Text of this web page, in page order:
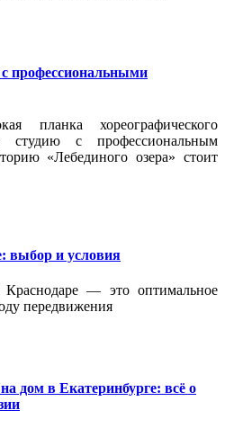
профессиональными
планка хореографического
студию с профессиональным
«Лебединого озера» стоит
выбор и условия
— это оптимальное
передвижения
дом в Екатеринбурге: всё о